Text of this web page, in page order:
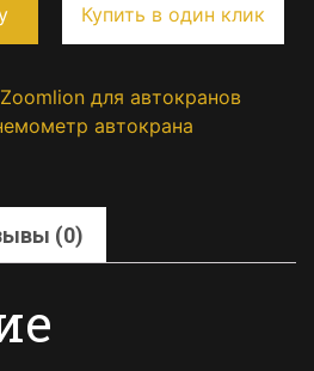
Купить в один клик
для автокранов
автокрана
(0)